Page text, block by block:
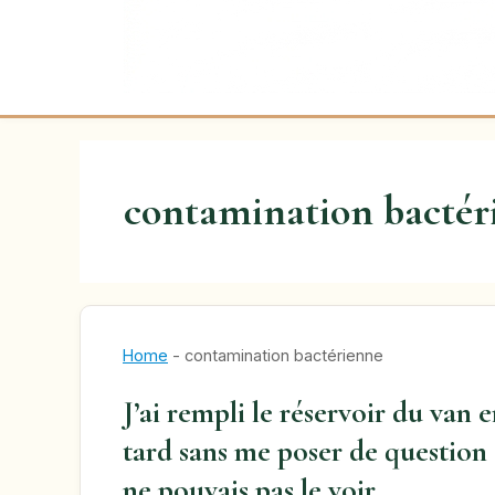
contamination
Home - contamination bactérienne
J’ai rempli le réservoir du van
tard sans me poser de